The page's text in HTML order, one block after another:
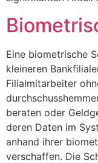
Eine biometrische
kleineren
Filialmitarbeiter
beraten oder
deren Daten im
anhand ihrer
verschaffen. Die